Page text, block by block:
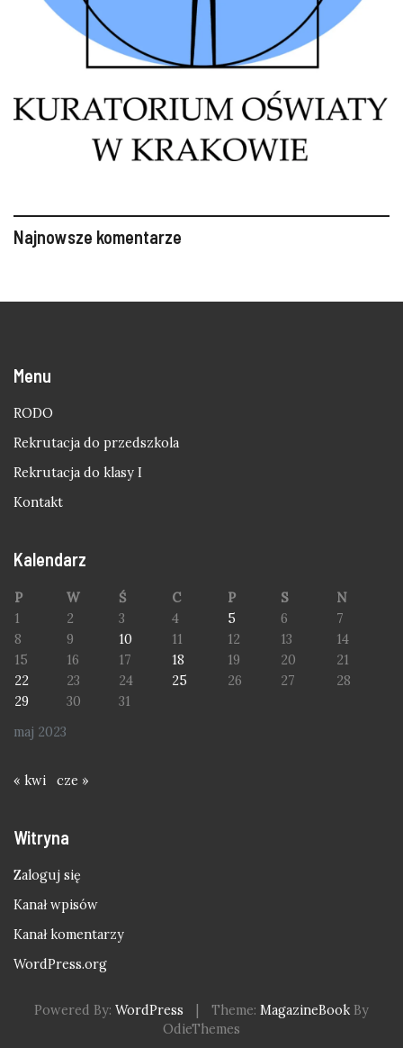
Najnowsze komentarze
Menu
RODO
Rekrutacja do przedszkola
Rekrutacja do klasy I
Kontakt
Kalendarz
maj 2023
P W Ś C P S
N
1
2 3 4 5 6
7
8
9 10 11 12 13
14
15
16 17 18 19 20
21
22
23 24 25 26 27
28
29
30 31
« kwi cze »
Witryna
Zaloguj się
Kanał wpisów
Kanał komentarzy
WordPress.org
Powered By: WordPress Theme: MagazineBook By
OdieThemes